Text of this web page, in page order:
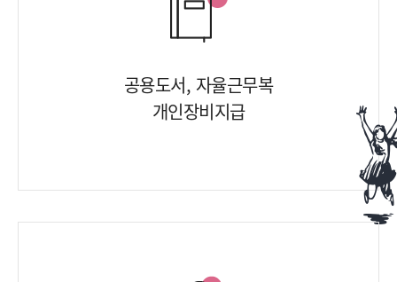
공용도서, 자율근무복
개인장비지급